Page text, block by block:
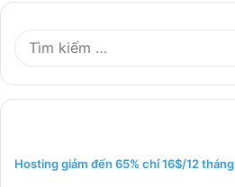
Hosting giảm đến 65% chỉ 16$/12 tháng